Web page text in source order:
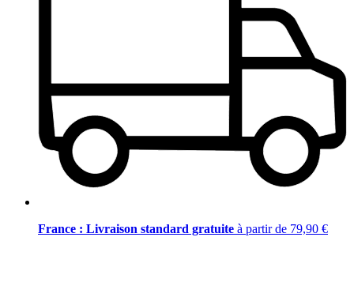
France : Livraison standard gratuite à partir de 79,90 €